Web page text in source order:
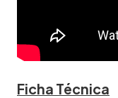
Ficha Técnica